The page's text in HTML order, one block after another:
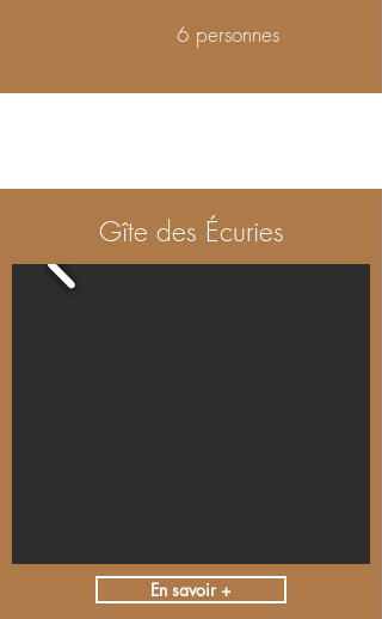
6 personnes
Gîte des Écuries
En savoir +